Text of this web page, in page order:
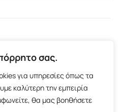
σας.
για υπηρεσίες όπως τα
καλύτερη την εμπειρία
θα μας βοηθήσετε
Οίκος Α.Α. Λιβάνη| All rights